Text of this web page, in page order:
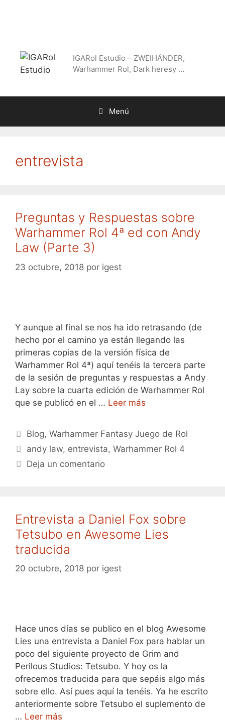
IGARol Estudio – ZWEIHÄNDER,
Warhammer Rol, Dark heresy …
Menú
entrevista
Preguntas y Respuestas sobre
Warhammer Rol 4ª ed con Andy
Law (Parte 3)
23 octubre, 2018 por igest
Y aunque al final se nos ha ido retrasando (de
hecho por el camino ya están llegando las
primeras copias de la versión física de
Warhammer Rol 4ª) aquí tenéis la tercera parte
de la sesión de preguntas y respuestas a Andy
Lay sobre la cuarta edición de Warhammer Rol
que se publicó en el … Leer más
Categorías
Blog,Warhammer Fantasy Juego de Rol
Etiquetas
andy law, entrevista,Warhammer Rol 4
Deja un comentario
Entrevista a Daniel Fox sobre
Tetsubo en Awesome Lies
traducida
20 octubre, 2018 por igest
Hace unos días se publico en el blog Awesome
Lies una entrevista a Daniel Fox para hablar un
poco del siguiente proyecto de Grim and
Perilous Studios: Tetsubo. Y hoy os la
ofrecemos traducida para que sepáis algo más
sobre ello. Así pues aquí la tenéis. Ya he escrito
anteriormente sobre Tetsubo el suplemento de
… Leer más